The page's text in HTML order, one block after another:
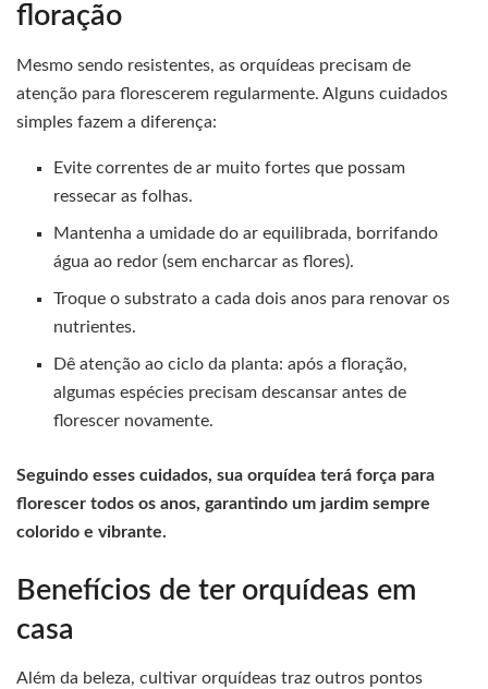
floração
Mesmo sendo resistentes, as orquídeas precisam de
atenção para florescerem regularmente. Alguns cuidados
simples fazem a diferença:
Evite correntes de ar muito fortes que possam
ressecar as folhas.
Mantenha a umidade do ar equilibrada, borrifando
água ao redor (sem encharcar as flores).
Troque o substrato a cada dois anos para renovar os
nutrientes.
Dê atenção ao ciclo da planta: após a floração,
algumas espécies precisam descansar antes de
florescer novamente.
Seguindo esses cuidados, sua orquídea terá força para
florescer todos os anos, garantindo um jardim sempre
colorido e vibrante.
Benefícios de ter orquídeas em
casa
Além da beleza, cultivar orquídeas traz outros pontos